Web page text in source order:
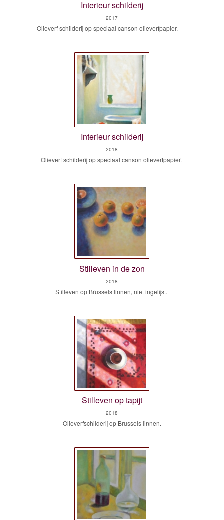
Interieur schilderij
2017
Olieverf schilderij op speciaal canson olieverfpapier.
Interieur schilderij
2018
Olieverf schilderij op speciaal canson olieverfpapier.
Stilleven in de zon
2018
Stilleven op Brussels linnen, niet ingelijst.
Stilleven op tapijt
2018
Olieverfschilderij op Brussels linnen.